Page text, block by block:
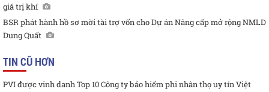
giá trị khí
BSR phát hành hồ sơ mời tài trợ vốn cho Dự án Nâng cấp mở rộng NMLD
Dung Quất
TIN CŨ HƠN
PVI được vinh danh Top 10 Công ty bảo hiểm phi nhân thọ uy tín Việt